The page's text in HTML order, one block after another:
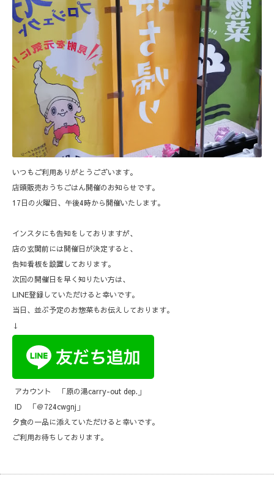
いつもご利用ありがとうございます。
店頭販売おうちごはん開催のお知らせです。
17日の火曜日、午後4時から開催いたします。
インスタにも告知をしておりますが、
店の玄関前には開催日が決定すると、
告知看板を設置しております。
次回の開催日を早く知りたい方は、
LINE登録していただけると幸いです。
当日、並ぶ予定のお惣菜もお伝えしております。
↓
アカウント 「原の湯carry-out dep.」
ID 「＠724cwgnj」
夕食の一品に添えていただけると幸いです。
ご利用お待ちしております。